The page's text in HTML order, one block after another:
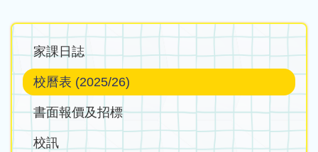
Main
navigation
家課日誌
校曆表 (2025/26)
書面報價及招標
校訊